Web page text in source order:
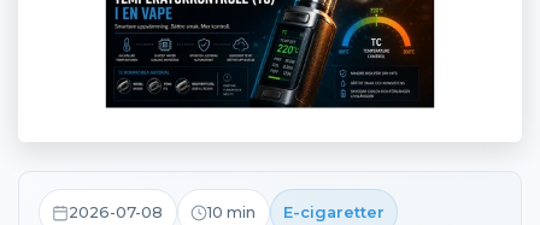
2026-07-08 10 min E-cigaretter